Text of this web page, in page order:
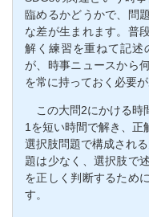
臨めるかどうかで、問
な差が生まれます。普
解く練習を重ねて記述
が、時事ニュースから
を常に持っておく必要が
この大問2にかける時
1を短い時間で解き、正
選択肢問題で構成され
題は少なく、選択肢で
を正しく判断するため
す。